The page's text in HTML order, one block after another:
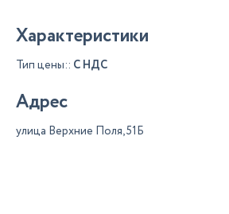
Характеристики
Тип цены:: С НДС
Адрес
улица Верхние Поля, 51Б